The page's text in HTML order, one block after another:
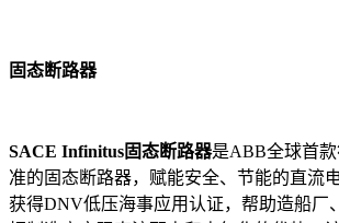
固态断路器
SACE Infinitus固态断路器是ABB全球首款
准的固态断路器，赋能安全、节能的直流
获得DNV低压海事应用认证，帮助造船厂